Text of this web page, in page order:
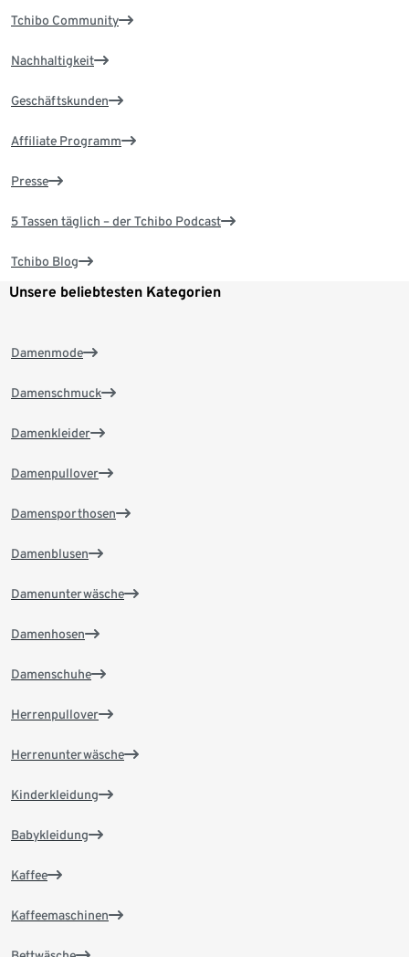
Tchibo Community
Nachhaltigkeit
Geschäftskunden
Affiliate Programm
Presse
5 Tassen täglich – der Tchibo Podcast
Tchibo Blog
Unsere beliebtesten Kategorien
Damenmode
Damenschmuck
Damenkleider
Damenpullover
Damensporthosen
Damenblusen
Damenunterwäsche
Damenhosen
Damenschuhe
Herrenpullover
Herrenunterwäsche
Kinderkleidung
Babykleidung
Kaffee
Kaffeemaschinen